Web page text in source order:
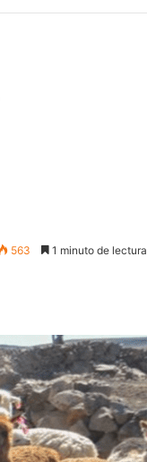
563 1 minuto de lectura